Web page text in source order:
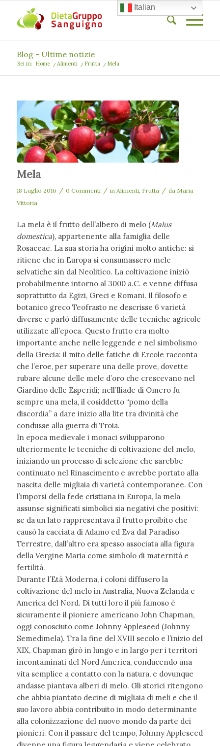
Blog - Ultime notizie
Sei in: Home / Alimenti / Frutta / Mela
Mela
18 Luglio 2016 / 0 Commenti / in Alimenti, Frutta / da Maria
Vittoria
La mela è il frutto dell’albero di melo (Malus
domestica), appartenente alla famiglia delle
Rosaceae. La sua storia ha origini molto antiche: si
ritiene che in Europa si consumassero mele
selvatiche sin dal Neolitico. La coltivazione iniziò
probabilmente intorno al 3000 a.C. e venne diffusa
soprattutto da Egizi, Greci e Romani. Il filosofo e
botanico greco Teofrasto ne descrisse 6 varietà
diverse e parlò diffusamente delle tecniche agricole
utilizzate all’epoca. Questo frutto era molto
importante anche nelle leggende e nel simbolismo
della Grecia: il mito delle fatiche di Ercole racconta
che l’eroe, per superare una delle prove, dovette
rubare alcune delle mele d’oro che crescevano nel
Giardino delle Esperidi; nell’Iliade di Omero fu
sempre una mela, il cosiddetto “pomo della
discordia” a dare inizio alla lite tra divinità che
condusse alla guerra di Troia.
In epoca medievale i monaci svilupparono
ulteriormente le tecniche di coltivazione del melo,
iniziando un processo di selezione che sarebbe
continuato nel Rinascimento e avrebbe portato alla
nascita delle migliaia di varietà contemporanee. Con
l’imporsi della fede cristiana in Europa, la mela
assunse significati simbolici sia negativi che positivi:
se da un lato rappresentava il frutto proibito che
causò la cacciata di Adamo ed Eva dal Paradiso
Terrestre, dall’altro era spesso associata alla figura
della Vergine Maria come simbolo di maternità e
fertilità.
Durante l’Età Moderna, i coloni diffusero la
coltivazione del melo in Australia, Nuova Zelanda e
America del Nord. Di tutti loro il più famoso è
sicuramente il pioniere americano John Chapman,
oggi conosciuto come Johnny Appleseed (Johnny
Semedimela). Tra la fine del XVIII secolo e l’inizio del
XIX, Chapman girò in lungo e in largo per i territori
incontaminati del Nord America, conducendo una
vita semplice a contatto con la natura, e dovunque
andasse piantava alberi di melo. Gli storici ritengono
che abbia piantato decine di migliaia di meli e che il
suo lavoro abbia contribuito in modo determinante
alla colonizzazione del nuovo mondo da parte dei
pionieri. Con il passare del tempo, Johnny Appleseed
Italian